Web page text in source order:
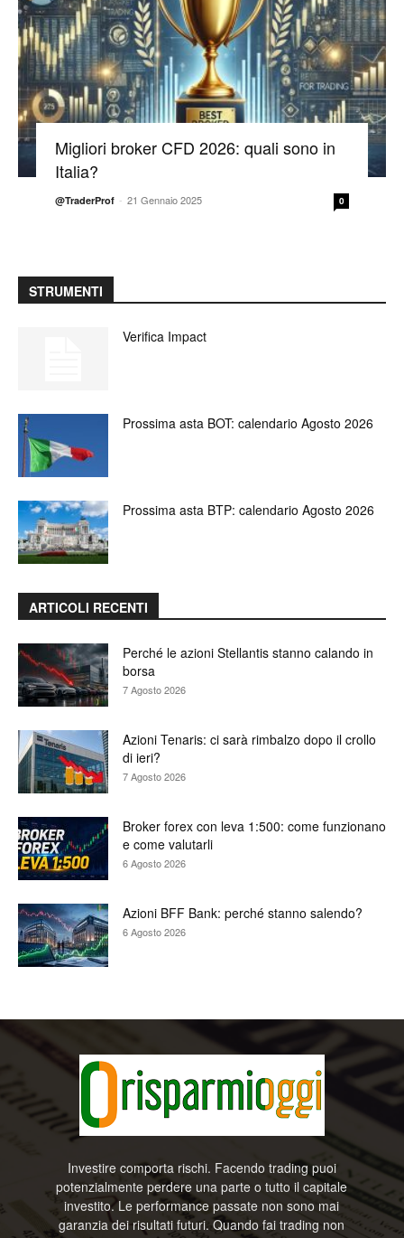
Migliori broker CFD 2026: quali sono in
Italia?
@TraderProf - 21 Gennaio 2025 0
STRUMENTI
Verifica Impact
Prossima asta BOT: calendario Agosto 2026
Prossima asta BTP: calendario Agosto 2026
ARTICOLI RECENTI
Perché le azioni Stellantis stanno calando in
borsa
7 Agosto 2026
Azioni Tenaris: ci sarà rimbalzo dopo il crollo
di ieri?
7 Agosto 2026
Broker forex con leva 1:500: come funzionano
e come valutarli
6 Agosto 2026
Azioni BFF Bank: perché stanno salendo?
6 Agosto 2026
Investire comporta rischi. Facendo trading puoi
potenzialmente perdere una parte o tutto il capitale
investito. Le performance passate non sono mai
garanzia dei risultati futuri. Quando fai trading non